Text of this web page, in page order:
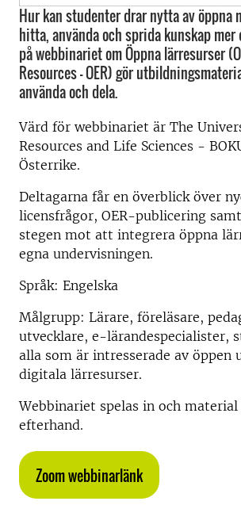
Hur kan studenter drar nytta av öppna
hitta, använda och sprida kunskap
på webbinariet om Öppna lärresurser
Resources - OER) gör
använda och dela.
Värd för webbinariet är The
Resources and Life Sciences -
Österrike.
Deltagarna får en överblick över
licensfrågor, OER-publicering
stegen mot att integrera öppna
egna undervisningen.
Språk: Engelska
Målgrupp: Lärare, föreläsare,
utvecklare, e-lärandespecialister,
alla som är intresserade av öppen
digitala lärresurser.
Webbinariet spelas in och material
efterhand.
Zoom webbinarlänk